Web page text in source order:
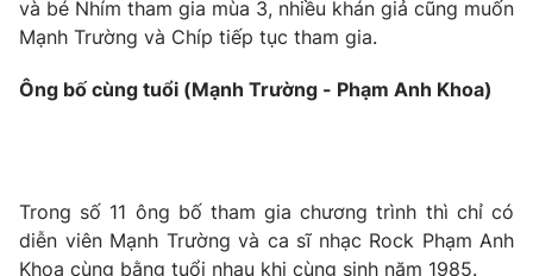
Nguyễn Trọng Ninh
Tổng đài VTV:024.38 355 931 - 024.38 355 932
Ðiện thoại Thời báo VTV:
024.66 897 897
và bé Nhím tham gia mùa 3, nhiều khán giả cũng muốn
Mạnh Trường và Chíp tiếp tục tham gia.
Ông bố cùng tuổi (Mạnh Trường - Phạm Anh Khoa)
Trong số 11 ông bố tham gia chương trình thì chỉ có
diễn viên Mạnh Trường và ca sĩ nhạc Rock Phạm Anh
Khoa cùng bằng tuổi nhau khi cùng sinh năm 1985.